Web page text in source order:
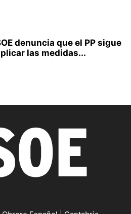
denuncia que el PP sigue
las medidas...